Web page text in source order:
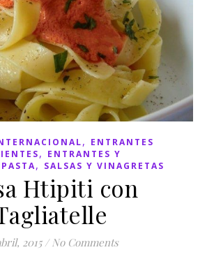
, ENTRANTES
, ENTRANTES Y
PASTA, SALSAS Y VINAGRETAS
Htipiti con
2015 / No Comments